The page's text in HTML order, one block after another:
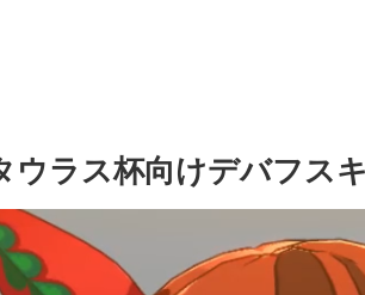
ウラス杯向けデバフス